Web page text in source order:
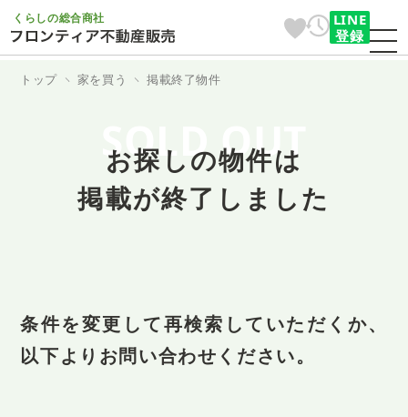
くらしの総合商社
LINE
登録
トップ 家を買う 掲載終了物件
SOLD OUT
お探しの物件は
掲載が終了しました
条件を変更して再検索していただくか、
以下よりお問い合わせください。